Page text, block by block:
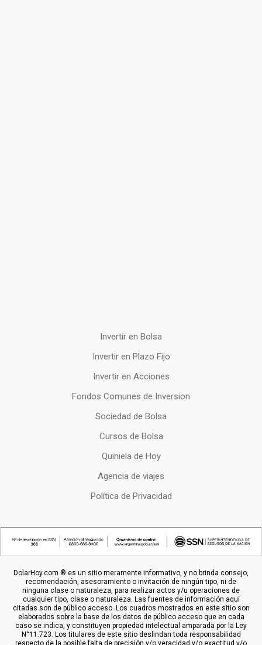
Invertir en Bolsa
Invertir en Plazo Fijo
Invertir en Acciones
Fondos Comunes de Inversion
Sociedad de Bolsa
Cursos de Bolsa
Quiniela de Hoy
Agencia de viajes
Política de Privacidad
DolarHoy.com ® es un sitio meramente informativo, y no brinda consejo,
recomendación, asesoramiento o invitación de ningún tipo, ni de
ninguna clase o naturaleza, para realizar actos y/u operaciones de
cualquier tipo, clase o naturaleza. Las fuentes de información aquí
citadas son de público acceso. Los cuadros mostrados en este sitio son
elaborados sobre la base de los datos de público acceso que en cada
caso se indica, y constituyen propiedad intelectual amparada por la Ley
N°11.723. Los titulares de este sitio deslindan toda responsabilidad
respecto de la posible falta de precisión y/o veracidad y/o exactitud y/o